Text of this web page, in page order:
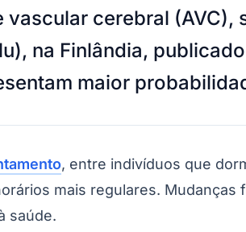
vascular cerebral
na Finlândia,
maior
, entre indivíduos que
mais regulares.
saúde.